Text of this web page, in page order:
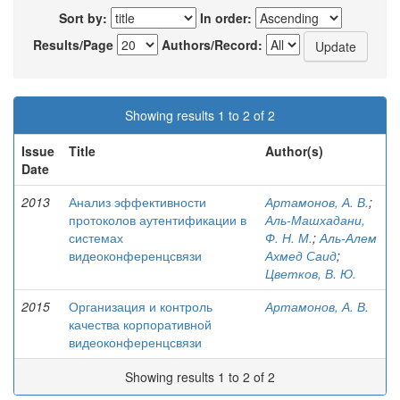
Sort by:
In order:
Results/Page
Authors/Record:
Showing results 1 to 2 of 2
Issue
Date
Title Author(s)
2013
Анализ эффективности
протоколов аутентификации в
системах
видеоконференцсвязи
Артамонов, А. В.;
Аль-Машхадани,
Ф. Н. М.;Аль-Алем
Ахмед Саид;
Цветков, В. Ю.
2015
Организация и контроль
качества корпоративной
видеоконференцсвязи
Артамонов, А. В.
Showing results 1 to 2 of 2